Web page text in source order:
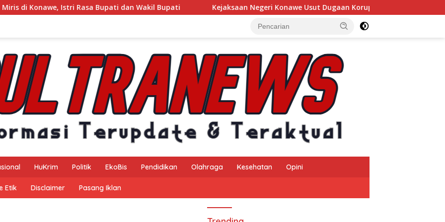
Rasa Bupati dan Wakil Bupati Kejaksaan Negeri Konawe Usut Dugaan Korupsi Insentif Pajak Daerah TA 2024,
HuKrim Politik EkoBis Pendidikan Olahraga Kesehatan Opini
Etik Disclaimer Pasang Iklan